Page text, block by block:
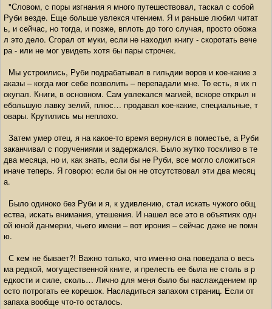
"Словом, с поры изгнания я много путешествовал, таскал с собой
Руби везде. Еще больше увлекся чтением. Я и раньше любил читат
ь, и сейчас, но тогда, и позже, вплоть до того случая, просто обожа
л это дело. Сгорал от муки, если не находил книгу - скоротать вече
ра - или не мог увидеть хотя бы пары строчек.
Мы устроились, Руби подрабатывал в гильдии воров и кое-какие з
аказы – когда мог себе позволить – перепадали мне. То есть, я их п
окупал. Книги, в основном. Сам увлекался магией, вскоре открыл н
ебольшую лавку зелий, плюс… продавал кое-какие, специальные, т
овары. Крутились мы неплохо.
Затем умер отец, я на какое-то время вернулся в поместье, а Руби
заканчивал с поручениями и задержался. Было жутко тоскливо в те
два месяца, но и, как знать, если бы не Руби, все могло сложиться
иначе теперь. Я говорю: если бы он не отсутствовал эти два месяц
а.
Было одиноко без Руби и я, к удивлению, стал искать чужого общ
ества, искать внимания, утешения. И нашел все это в объятиях одн
ой юной данмерки, чьего имени – вот ирония – сейчас даже не помн
ю.
С кем не бывает?! Важно только, что именно она поведала о весь
ма редкой, могущественной книге, и прелесть ее была не столь в р
едкости и силе, сколь… Лично для меня было бы наслаждением пр
осто потрогать ее корешок. Насладиться запахом страниц. Если от
запаха вообще что-то осталось.